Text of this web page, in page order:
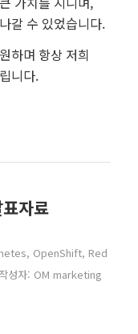
갈 수 있었습니다.
하며 항상 저희
니다.
자료
, OpenShift, Red
작성자: OM marketing